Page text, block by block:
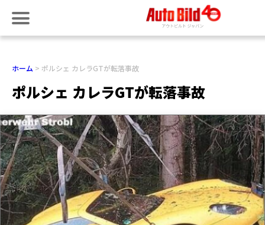
ホーム ポルシェ カレラGTが転落事故
ポルシェ カレラGTが転落事故